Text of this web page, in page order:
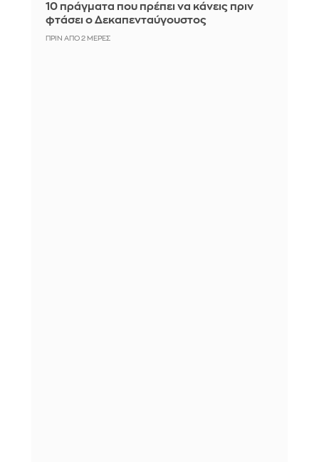
10 πράγματα που πρέπει να κάνεις πριν
φτάσει ο Δεκαπενταύγουστος
ΠΡΙΝ ΑΠΌ 2 ΜΈΡΕΣ